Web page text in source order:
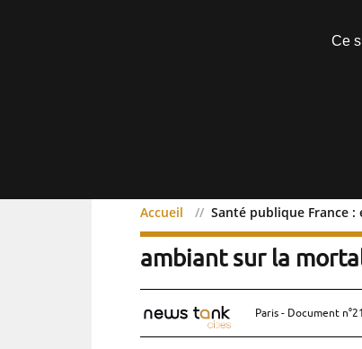
Accueil Santé publique France
Santé publique
ambiant sur la
Paris - Document
Ce